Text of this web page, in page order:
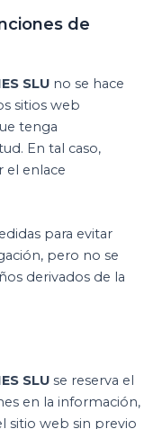
de
SLU no se hace
sitios web
tenga
En tal caso,
el enlace
para evitar
pero no se
derivados de la
SLU se reserva el
en la información,
sitio web sin previo